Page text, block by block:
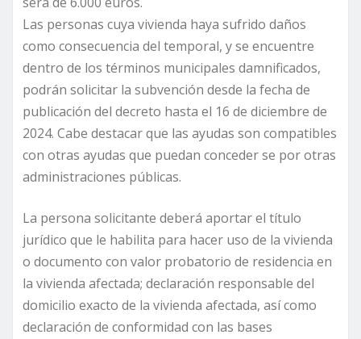
Las personas cuya vivienda haya sufrido daños
como consecuencia del temporal, y se encuentre
dentro de los términos municipales damnificados,
podrán solicitar la subvención desde la fecha de
publicación del decreto hasta el 16 de diciembre de
2024. Cabe destacar que las ayudas son compatibles
con otras ayudas que puedan conceder se por otras
administraciones públicas.
La persona solicitante deberá aportar el título
jurídico que le habilita para hacer uso de la vivienda
o documento con valor probatorio de residencia en
la vivienda afectada; declaración responsable del
domicilio exacto de la vivienda afectada, así como
declaración de conformidad con las bases